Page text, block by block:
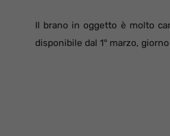
Il brano in oggetto è molto
disponibile dal 1° marzo,